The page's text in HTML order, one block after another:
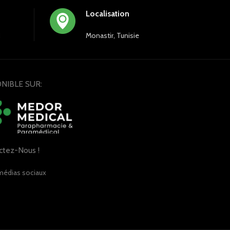
Localisation
Monastir, Tunisie
SUR:
Nous !
sociaux